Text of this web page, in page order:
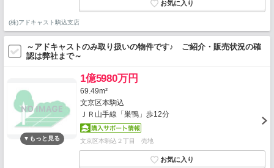
(株)アドキャスト駒込支店
～アドキャストのみ取り扱いの物件です♪ ご紹介・販売状況の確
認は弊社まで～
1億5980万円
69.49m²
文京区本駒込
ＪＲ山手線「巣鴨」歩12分
文京区本駒込２丁目 売地